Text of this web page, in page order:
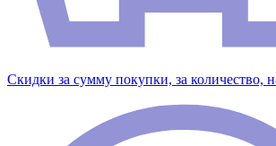
Скидки за сумму покупки, за количество,